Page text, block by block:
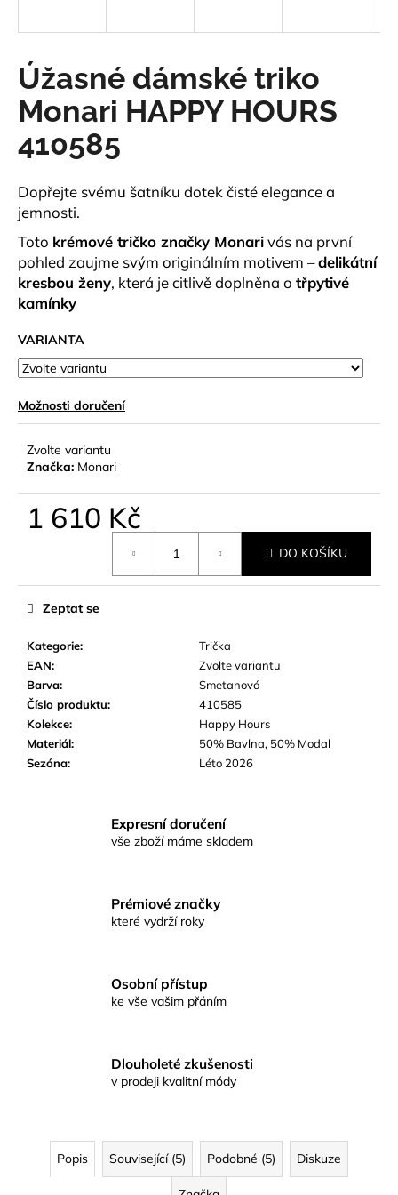
Úžasné dámské triko
Monari HAPPY HOURS
410585
Dopřejte svému šatníku dotek čisté elegance a
jemnosti.
Toto krémové tričko značky Monarivás na první
pohled zaujme svým originálním motivem –delikátní
kresbou ženy, která je citlivě doplněna o třpytivé
kamínky
VARIANTA
Možnosti doručení
Zvolte variantu
Značka: Monari
1 610 Kč
DO KOŠÍKU
Kategorie:
Trička
EAN:
Zvolte variantu
Barva:
Smetanová
Číslo produktu:
410585
Kolekce:
Happy Hours
Materiál:
50% Bavlna, 50% Modal
Sezóna: Léto 2026
Zeptat se
Expresní doručení
vše zboží máme skladem
Prémiové značky
které vydrží roky
Osobní přístup
ke vše vašim přáním
Dlouholeté zkušenosti
v prodeji kvalitní módy
Popis Související (5) Podobné (5) Diskuze
í
t
?
D
o
o
r
u
č
u
e
e